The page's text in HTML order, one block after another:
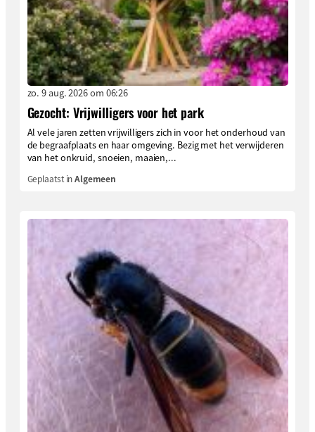
zo. 9 aug. 2026 om 06:26
Gezocht: Vrijwilligers voor het park
Al vele jaren zetten vrijwilligers zich in voor het onderhoud van
de begraafplaats en haar omgeving. Bezig met het verwijderen
van het onkruid, snoeien, maaien,...
Geplaatst inAlgemeen